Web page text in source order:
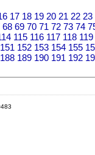
17 18 19 20 21 22 23
68 69 70 71 72 73 74
115 116 117 118 119
151 152 153 154 155
188 189 190 191 192